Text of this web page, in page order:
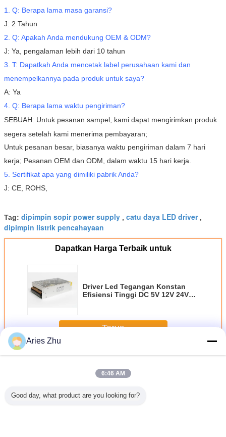
1. Q: Berapa lama masa garansi?
J: 2 Tahun
2. Q: Apakah Anda mendukung OEM & ODM?
J: Ya, pengalaman lebih dari 10 tahun
3. T: Dapatkah Anda mencetak label perusahaan kami dan
menempelkannya pada produk untuk saya?
A: Ya
4. Q: Berapa lama waktu pengiriman?
SEBUAH: Untuk pesanan sampel, kami dapat mengirimkan produk
segera setelah kami menerima pembayaran;
Untuk pesanan besar, biasanya waktu pengiriman dalam 7 hari
kerja; Pesanan OEM dan ODM, dalam waktu 15 hari kerja.
5. Sertifikat apa yang dimiliki pabrik Anda?
J: CE, ROHS,
Tag: dipimpin sopir power supply , catu daya LED driver,
dipimpin listrik pencahayaan
Dapatkan Harga Terbaik untuk
Driver Led Tegangan Konstan
Efisiensi Tinggi DC 5V 12V 24V
Terus
LebihTahan air LED power supply
Aries Zhu
6:46 AM
Good day, what product are you looking for?